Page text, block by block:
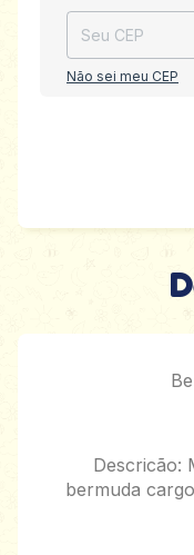
Não sei meu CEP
Descricão:
bermuda